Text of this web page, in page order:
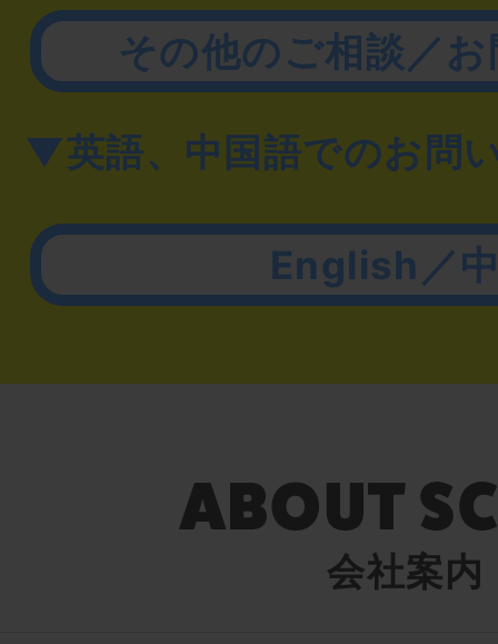
その他のご相談／
▼英語、中国語でのお問
English／
会社案内